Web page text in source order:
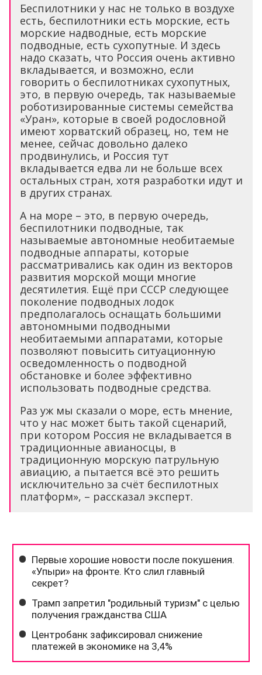
Беспилотники у нас не только в воздухе
есть, беспилотники есть морские, есть
морские надводные, есть морские
подводные, есть сухопутные. И здесь
надо сказать, что Россия очень активно
вкладывается, и возможно, если
говорить о беспилотниках сухопутных,
это, в первую очередь, так называемые
роботизированные системы семейства
«Уран», которые в своей родословной
имеют хорватский образец, но, тем не
менее, сейчас довольно далеко
продвинулись, и Россия тут
вкладывается едва ли не больше всех
остальных стран, хотя разработки идут и
в других странах.
А на море – это, в первую очередь,
беспилотники подводные, так
называемые автономные необитаемые
подводные аппараты, которые
рассматривались как один из векторов
развития морской мощи многие
десятилетия. Ещё при СССР следующее
поколение подводных лодок
предполагалось оснащать большими
автономными подводными
необитаемыми аппаратами, которые
позволяют повысить ситуационную
осведомленность о подводной
обстановке и более эффективно
использовать подводные средства.
Раз уж мы сказали о море, есть мнение,
что у нас может быть такой сценарий,
при котором Россия не вкладывается в
традиционные авианосцы, в
традиционную морскую патрульную
авиацию, а пытается всё это решить
исключительно за счёт беспилотных
платформ», – рассказал эксперт.